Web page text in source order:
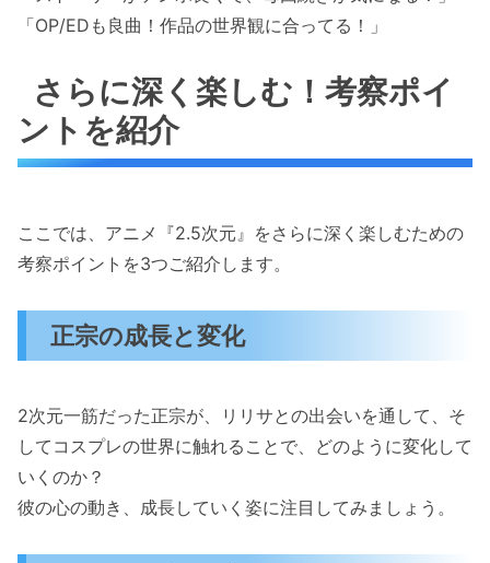
「OP/EDも良曲！作品の世界観に合ってる！」
さらに深く楽しむ！考察ポイ
ントを紹介
ここでは、アニメ『2.5次元』をさらに深く楽しむための
考察ポイントを3つご紹介します。
正宗の成長と変化
2次元一筋だった正宗が、リリサとの出会いを通して、そ
してコスプレの世界に触れることで、どのように変化して
いくのか？
彼の心の動き、成長していく姿に注目してみましょう。